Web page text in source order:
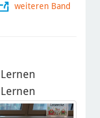
weiteren Band